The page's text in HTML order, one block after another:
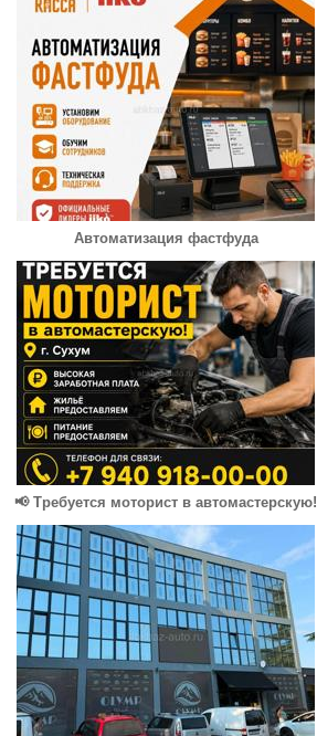
Автоматизация фастфуда
📢 Требуется моторист в автомастерскую!